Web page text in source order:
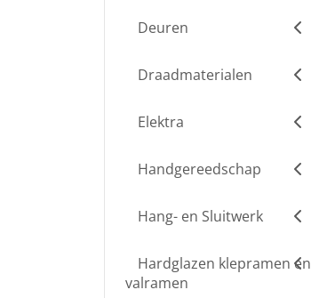
Deuren
Draadmaterialen
Elektra
Handgereedschap
Hang- en Sluitwerk
Hardglazen klepramen en
valramen